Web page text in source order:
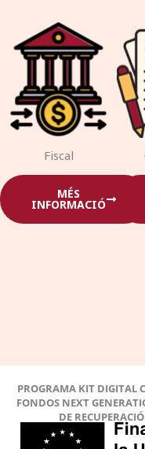
Fiscal
MÉS
INFORMACIÓ
PROGRAMA KIT DIGITAL
FONDOS NEXT
DE